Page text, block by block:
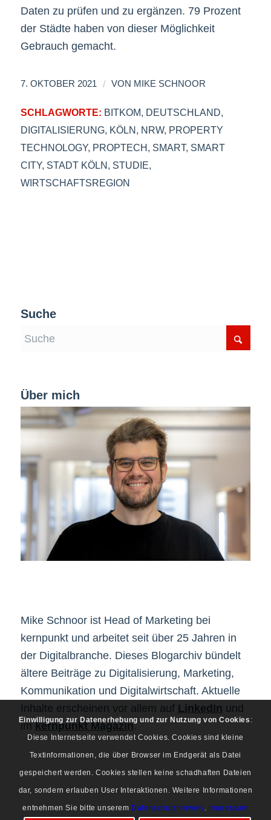
Daten zu prüfen und zu ergänzen. 79 Prozent
der Städte haben von dieser Möglichkeit
Gebrauch gemacht.
7. OKTOBER 2021 / VON MIKE SCHNOOR
SCHLAGWORTE: BITKOM, DEUTSCHLAND,
DIGITALISIERUNG, KÖLN, NRW, PROPERTY
TECHNOLOGY, PROPTECH, SMART, SMART
CITY, STADT KÖLN, STUDIE,
WIRTSCHAFTSREGION
Suche
Über mich
Mike Schnoor ist Head of Marketing bei
kernpunkt und arbeitet seit über 25 Jahren in
der Digitalbranche. Dieses Blogarchiv bündelt
ältere Beiträge zu Digitalisierung, Marketing,
Kommunikation und Digitalwirtschaft. Aktuelle
Inhalte erscheinen vor allem auf LinkedIn und
imkernpunkt Magazin.
Einwilligung zur Datenerhebung und zur Nutzung von Cookies :
Diese Internetseite verwendet Cookies. Cookies sind kleine
Textinformationen, die über Browser im Endgerät als Datei
gespeichert werden. Cookies stellen keine schadhaften Dateien
dar, sondern erlauben User Interaktionen. Weitere Informationen
entnehmen Sie bitte unserem Datenschutzhinweis. Impressum